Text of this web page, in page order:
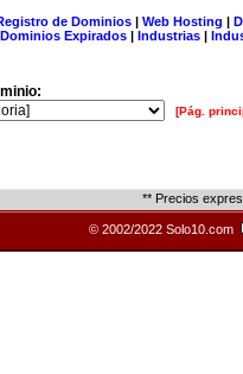
de Dominios| Web Hosting |
Dominios Expirados | Industrias |
[Pág.
** Precios
© 2002/2022 Solo10.com